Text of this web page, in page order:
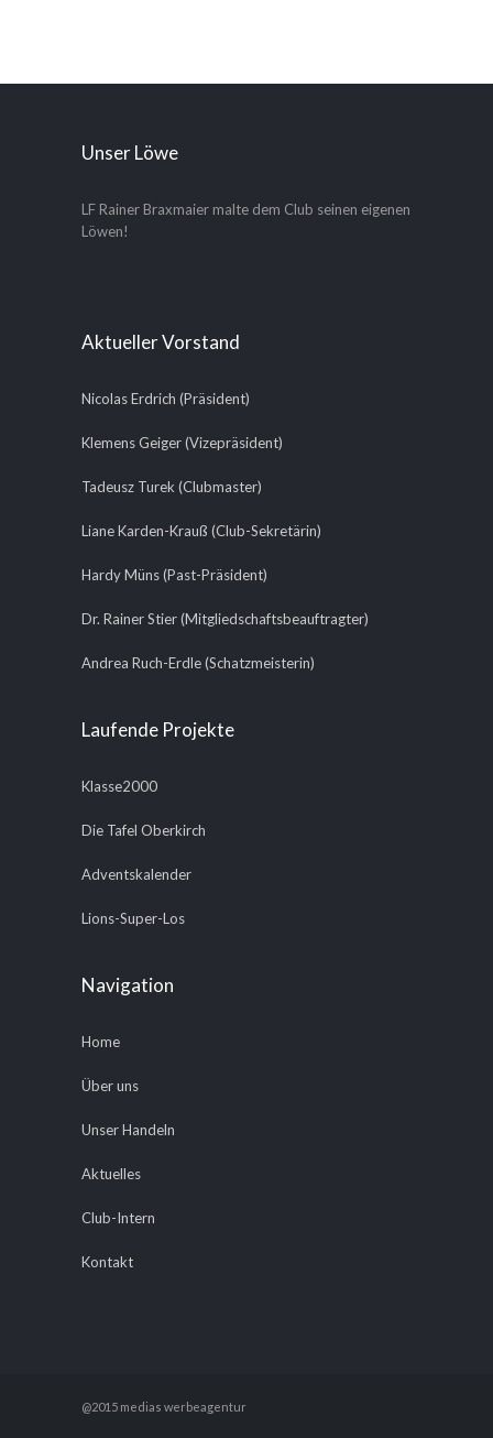
Unser Löwe
LF Rainer Braxmaier malte dem Club seinen eigenen
Löwen!
Aktueller Vorstand
Nicolas Erdrich (Präsident)
Klemens Geiger (Vizepräsident)
Tadeusz Turek (Clubmaster)
Liane Karden-Krauß (Club-Sekretärin)
Hardy Müns (Past-Präsident)
Dr. Rainer Stier (Mitgliedschaftsbeauftragter)
Andrea Ruch-Erdle (Schatzmeisterin)
Laufende Projekte
Klasse2000
Die Tafel Oberkirch
Adventskalender
Lions-Super-Los
Navigation
Home
Über uns
Unser Handeln
Aktuelles
Club-Intern
Kontakt
@2015 medias werbeagentur